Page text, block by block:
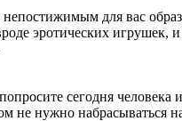
для вас
эротических игрушек,
сегодня человека
не нужно набрасываться